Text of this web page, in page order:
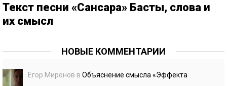
Текст песни «Сансара» Басты, слова и
их смысл
НОВЫЕ КОММЕНТАРИИ
Егор Миронов в Объяснение смысла «Эффекта